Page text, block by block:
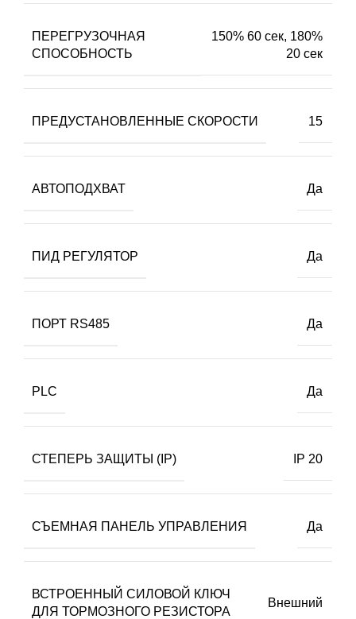
ПЕРЕГРУЗОЧНАЯ
СПОСОБНОСТЬ
150% 60 сек, 180%
20 сек
ПРЕДУСТАНОВЛЕННЫЕ СКОРОСТИ 15
АВТОПОДХВАТ Да
ПИД РЕГУЛЯТОР Да
ПОРТ RS485 Да
PLC Да
СТЕПЕРЬ ЗАЩИТЫ (IP) IP 20
СЪЕМНАЯ ПАНЕЛЬ УПРАВЛЕНИЯ Да
ВСТРОЕННЫЙ СИЛОВОЙ КЛЮЧ
ДЛЯ ТОРМОЗНОГО РЕЗИСТОРА
Внешний